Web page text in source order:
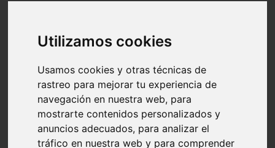
Utilizamos cookies
Usamos cookies y otras técnicas de
rastreo para mejorar tu experiencia de
navegación en nuestra web, para
mostrarte contenidos personalizados y
anuncios adecuados, para analizar el
tráfico en nuestra web y para comprender
comportamiento
protagonistas
abandono
adopci n
higiene
snacks
acuario
iberzoo propet